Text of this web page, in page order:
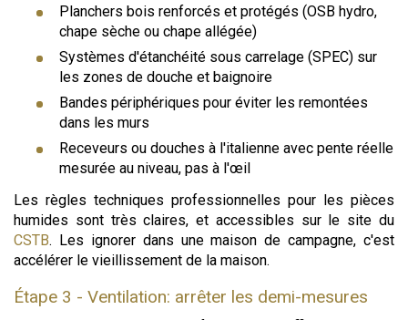
Planchers bois renforcés et protégés (OSB hydro,
chape sèche ou chape allégée)
Systèmes d'étanchéité sous carrelage (SPEC) sur
les zones de douche et baignoire
Bandes périphériques pour éviter les remontées
dans les murs
Receveurs ou douches à l'italienne avec pente réelle
mesurée au niveau, pas à l'œil
Les règles techniques professionnelles pour les pièces
humides sont très claires, et accessibles sur le site du
CSTB. Les ignorer dans une maison de campagne, c'est
accélérer le vieillissement de la maison.
Étape 3 - Ventilation: arrêter les demi-mesures